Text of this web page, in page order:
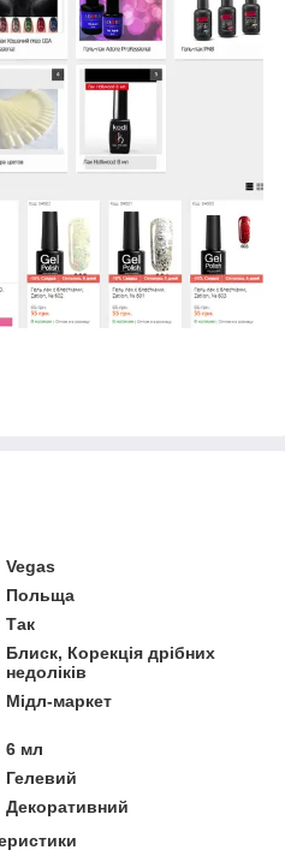
Vegas
Польща
Так
Блиск, Корекція дрібних
недоліків
Мідл-маркет
6 мл
Гелевий
Декоративний